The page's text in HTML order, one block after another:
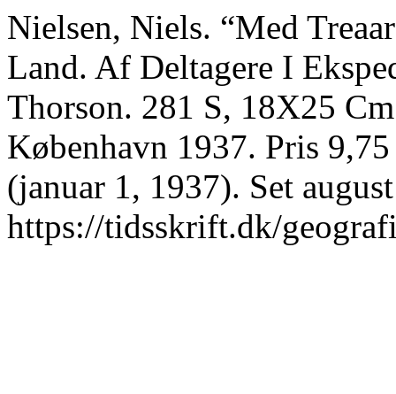
Nielsen, Niels. “Med
Land. Af Deltagere I
Thorson. 281 S, 18X25
København 1937. Pris
(januar 1, 1937). Set
https://tidsskrift.dk/